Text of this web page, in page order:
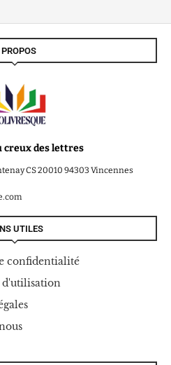
creux des lettres
CS 20010 94303 Vincennes
UTILES
confidentialité